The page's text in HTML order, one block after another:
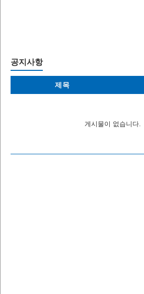
공지사항
제목
게시물이 없습니다.